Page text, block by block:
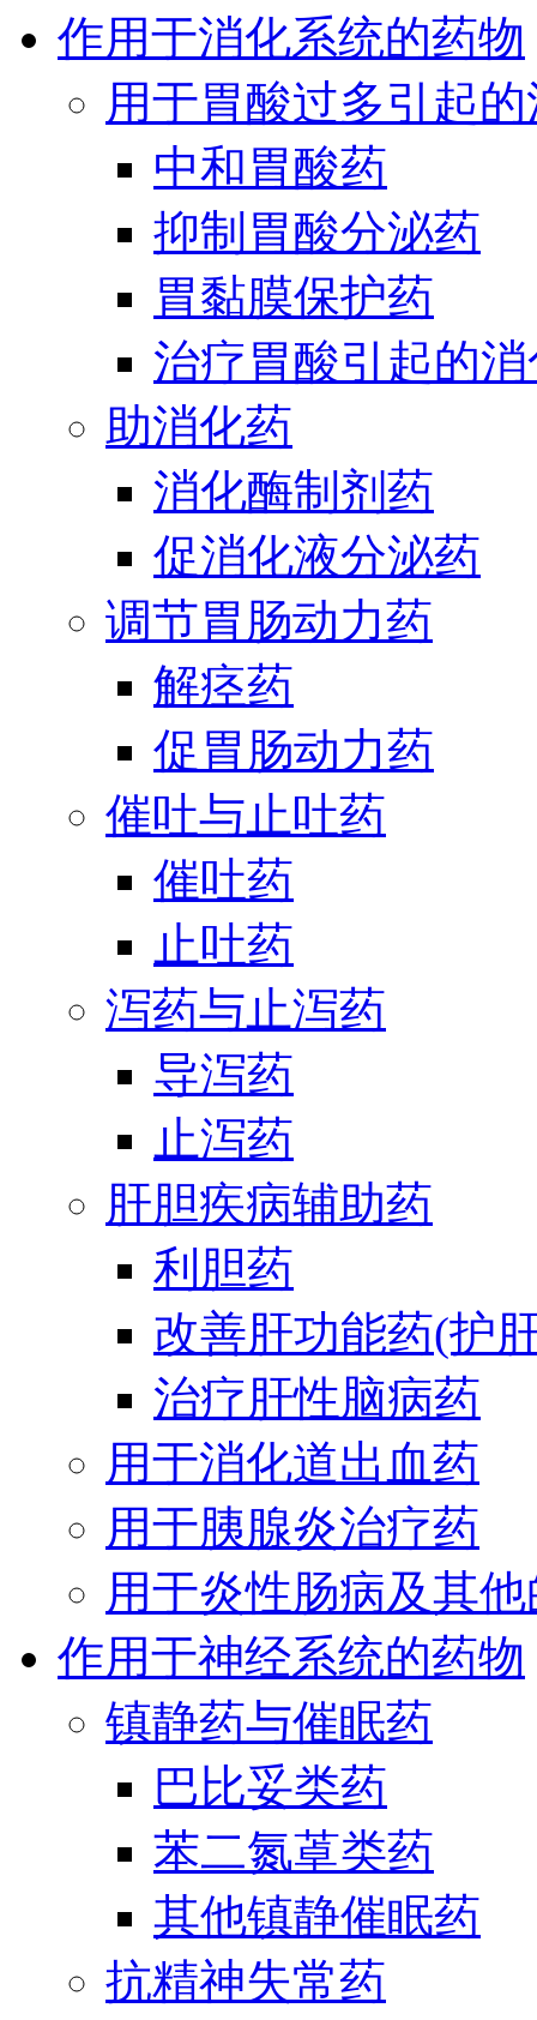
作用于消化系统的药物
用于胃酸过多引起
中和胃酸药
抑制胃酸分泌药
胃黏膜保护药
治疗胃酸引起的
助消化药
消化酶制剂药
促消化液分泌药
调节胃肠动力药
解痉药
促胃肠动力药
催吐与止吐药
催吐药
止吐药
泻药与止泻药
导泻药
止泻药
肝胆疾病辅助药
利胆药
改善肝功能药(护
治疗肝性脑病药
用于消化道出血药
用于胰腺炎治疗药
用于炎性肠病及其
作用于神经系统的药物
镇静药与催眠药
巴比妥类药
苯二氮䓬类药
其他镇静催眠药
抗精神失常药